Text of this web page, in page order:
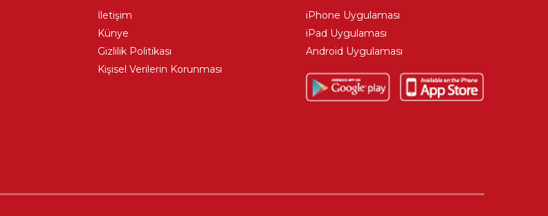
İletişim
Künye
Gizlilik Politikası
Kişisel Verilerin Korunması
iPhone Uygulaması
iPad Uygulaması
Android Uygulaması